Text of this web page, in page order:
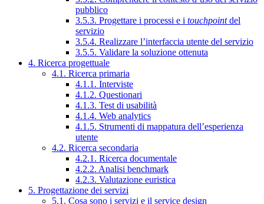
pubblico
3.5.3. Progettare i processi e i touchpointdel
servizio
3.5.4. Realizzare l’interfaccia utente del servizio
3.5.5. Validare la soluzione ottenuta
4. Ricerca progettuale
4.1. Ricerca primaria
4.1.1. Interviste
4.1.2. Questionari
4.1.3. Test di usabilità
4.1.4. Web analytics
4.1.5. Strumenti di mappatura dell’esperienza
utente
4.2. Ricerca secondaria
4.2.1. Ricerca documentale
4.2.2. Analisi benchmark
4.2.3. Valutazione euristica
5. Progettazione dei servizi
5.1. Cosa sono i servizi e il service design